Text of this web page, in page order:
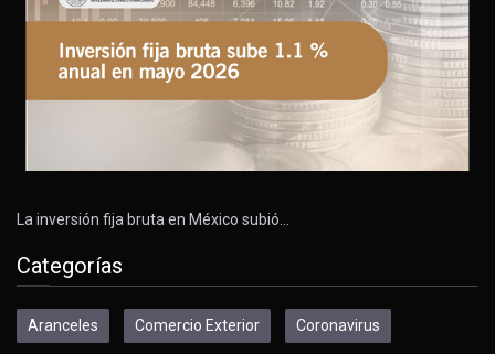
La inversión fija bruta en México subió…
Categorías
Aranceles Comercio Exterior Coronavirus